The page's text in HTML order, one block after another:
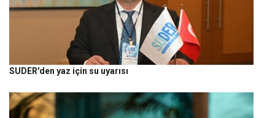
SUDER'den yaz için su uyarısı